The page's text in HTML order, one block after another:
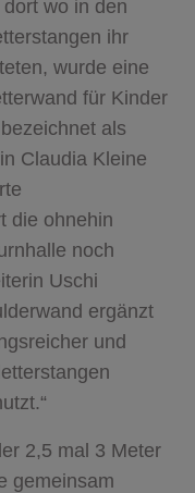
wo in den
ihr
wurde eine
für Kinder
als
Claudia Kleine
die ohnehin
noch
Uschi
ergänzt
und
2,5 mal 3 Meter
gemeinsam